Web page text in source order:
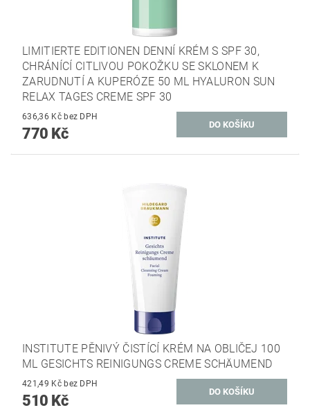
LIMITIERTE EDITIONEN DENNÍ KRÉM S SPF 30,
CHRÁNÍCÍ CITLIVOU POKOŽKU SE SKLONEM K
ZARUDNUTÍ A KUPERÓZE 50 ML HYALURON SUN
RELAX TAGES CREME SPF 30
636,36 Kč bez DPH
770 Kč
INSTITUTE PĚNIVÝ ČISTÍCÍ KRÉM NA OBLIČEJ 100
ML GESICHTS REINIGUNGS CREME SCHÄUMEND
421,49 Kč bez DPH
510 Kč